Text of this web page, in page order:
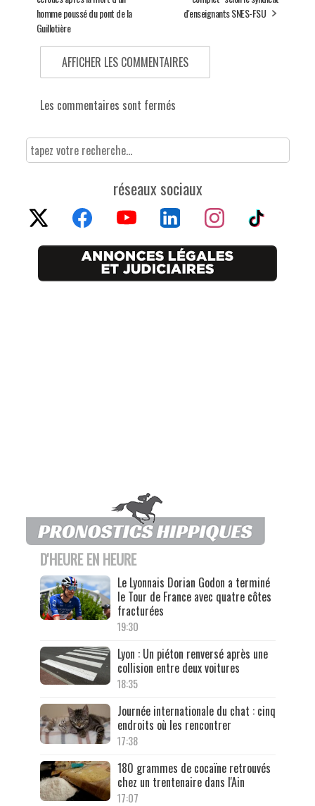
homme poussé du pont de la
Guillotière
d'enseignants SNES-FSU
AFFICHER LES COMMENTAIRES
Les commentaires sont fermés
réseaux sociaux
D'HEURE EN HEURE
Le Lyonnais Dorian Godon a terminé
le Tour de France avec quatre côtes
fracturées
19:30
Lyon : Un piéton renversé après une
collision entre deux voitures
18:35
Journée internationale du chat : cinq
endroits où les rencontrer
17:38
180 grammes de cocaïne retrouvés
chez un trentenaire dans l'Ain
17:07